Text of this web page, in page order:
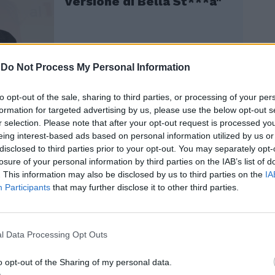
Do Not Process My Personal Information
opt-out of the sale, sharing to third parties, or processing of your
for targeted advertising by us, please use the below opt-out
selection. Please note that after your opt-out request is processed
interest-based ads based on personal information utilized by us
to third parties prior to your opt-out. You may separately
of your personal information by third parties on the IAB’s list of
This information may also be disclosed by us to third parties on the
Participants that may further disclose it to other third parties.
Data Processing Opt Outs
opt-out of the Sharing of my personal data.
Grado con Gianluigi Nuzzi e
Viero ha totalizzato una media di
pari al 9.3%, terzo programma più
time. Su Italia1, il film d'azione
Taipei (2024) con Luke Evans ha ottenuto
pari a una media di 1.039.000
ha coinvolto il 2.4% della